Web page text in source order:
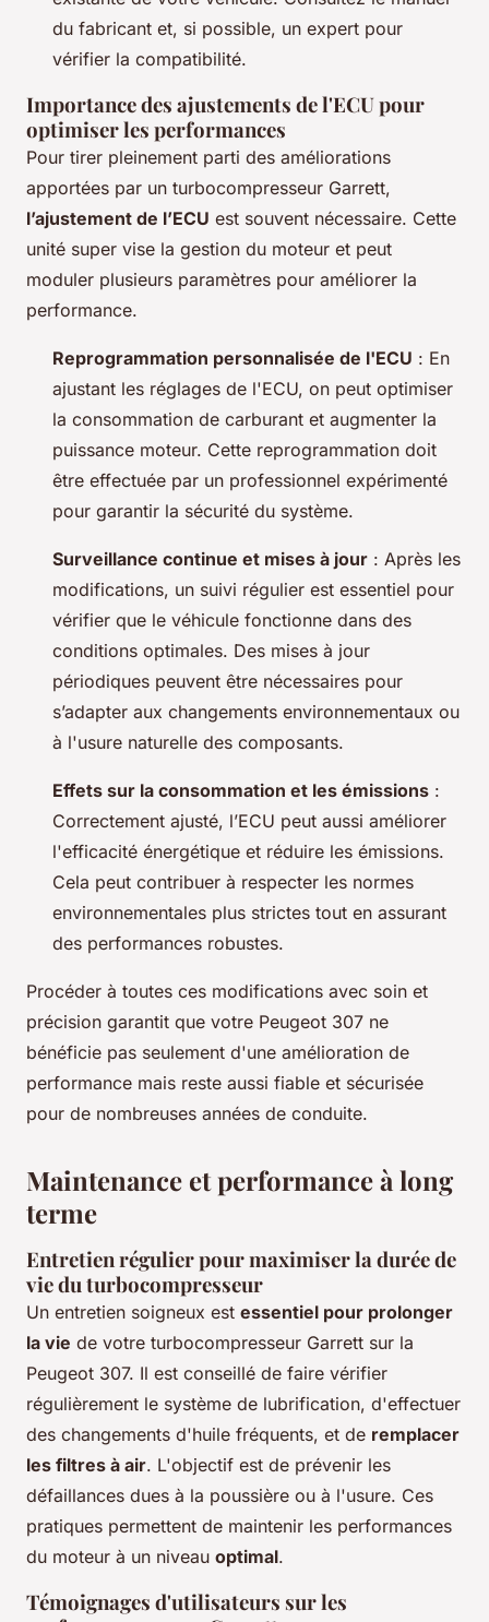
du fabricant et, si possible, un expert pour
vérifier la compatibilité.
Importance des ajustements de l'ECU pour
optimiser les performances
Pour tirer pleinement parti des améliorations
apportées par un turbocompresseur Garrett,
l’ajustement de l’ECU est souvent nécessaire. Cette
unité super vise la gestion du moteur et peut
moduler plusieurs paramètres pour améliorer la
performance.
Reprogrammation personnalisée de l'ECU : En
ajustant les réglages de l'ECU, on peut optimiser
la consommation de carburant et augmenter la
puissance moteur. Cette reprogrammation doit
être effectuée par un professionnel expérimenté
pour garantir la sécurité du système.
Surveillance continue et mises à jour : Après les
modifications, un suivi régulier est essentiel pour
vérifier que le véhicule fonctionne dans des
conditions optimales. Des mises à jour
périodiques peuvent être nécessaires pour
s’adapter aux changements environnementaux ou
à l'usure naturelle des composants.
Effets sur la consommation et les émissions :
Correctement ajusté, l’ECU peut aussi améliorer
l'efficacité énergétique et réduire les émissions.
Cela peut contribuer à respecter les normes
environnementales plus strictes tout en assurant
des performances robustes.
Procéder à toutes ces modifications avec soin et
précision garantit que votre Peugeot 307 ne
bénéficie pas seulement d'une amélioration de
performance mais reste aussi fiable et sécurisée
pour de nombreuses années de conduite.
Maintenance et performance à long
terme
Entretien régulier pour maximiser la durée de
vie du turbocompresseur
Un entretien soigneux est essentiel pour prolonger
la vie de votre turbocompresseur Garrett sur la
Peugeot 307. Il est conseillé de faire vérifier
régulièrement le système de lubrification, d'effectuer
des changements d'huile fréquents, et de remplacer
les filtres à air. L'objectif est de prévenir les
défaillances dues à la poussière ou à l'usure. Ces
pratiques permettent de maintenir les performances
du moteur à un niveau optimal.
Témoignages d'utilisateurs sur les